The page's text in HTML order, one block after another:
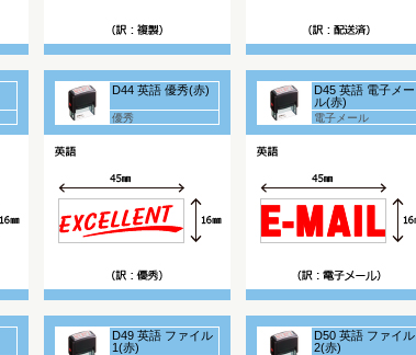
D44 英語 優秀(赤)
優秀
D45 英語 電子メー
ル(赤)
電子メール
D49 英語 ファイル
1(赤)
D50 英語 ファイル
2(赤)